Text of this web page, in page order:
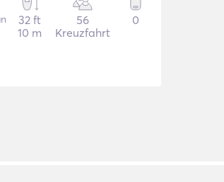
32 ft
10 m
56
Kreuzfahrt
0